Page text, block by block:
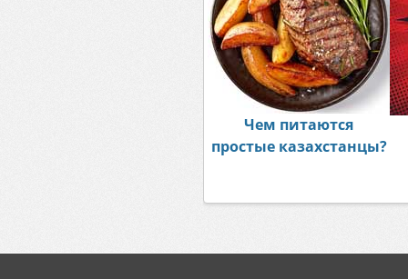
Чем питаются
простые казахстанцы?